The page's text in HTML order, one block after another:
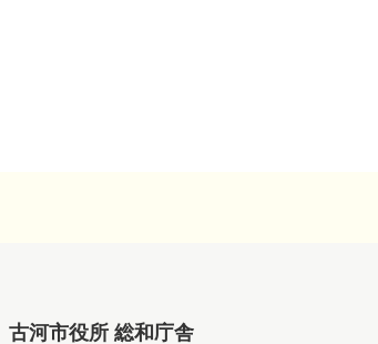
古河市役所 総和庁舎